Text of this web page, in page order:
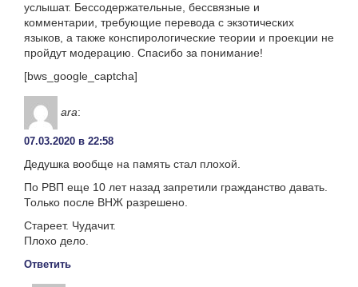
услышат. Бессодержательные, бессвязные и
комментарии, требующие перевода с экзотических
языков, а также конспирологические теории и проекции не
пройдут модерацию. Спасибо за понимание!
[bws_google_captcha]
ara:
07.03.2020 в 22:58
Дедушка вообще на память стал плохой.
По РВП еще 10 лет назад запретили гражданство давать.
Только после ВНЖ разрешено.
Стареет. Чудачит.
Плохо дело.
Ответить